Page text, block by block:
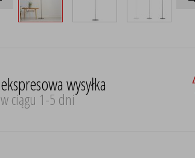
ekspresowa wysyłka
w ciągu 1-5 dni